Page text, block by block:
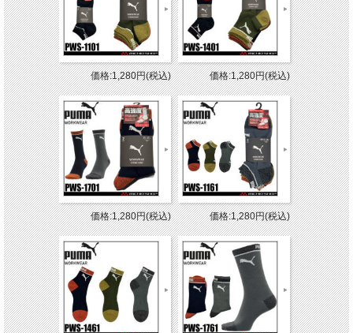
価格:1,280円(税込) 価格:1,280円(税込)
価格:1,280円(税込) 価格:1,280円(税込)